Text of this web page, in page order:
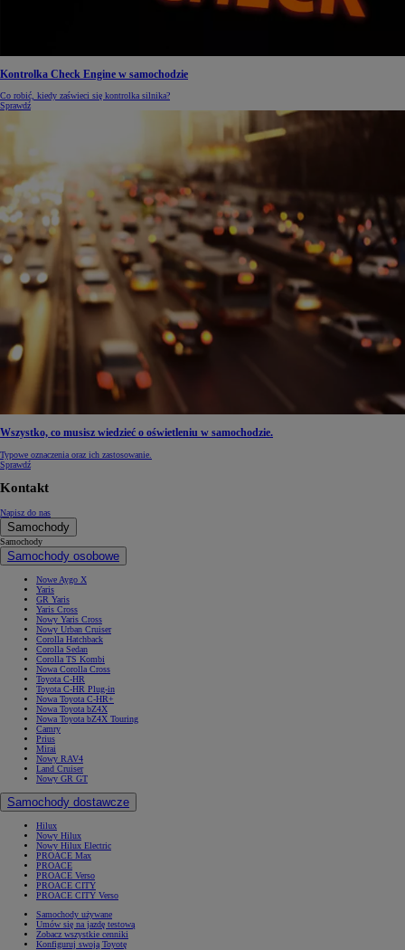
Kontrolka Check Engine w samochodzie
Co robić, kiedy zaświeci się kontrolka silnika?
Sprawdź
Wszystko, co musisz wiedzieć o oświetleniu w samochodzie.
Typowe oznaczenia oraz ich zastosowanie.
Sprawdź
Kontakt
Napisz do nas
Samochody
Samochody
Samochody osobowe
Nowe Aygo X
Yaris
GR Yaris
Yaris Cross
Nowy Yaris Cross
Nowy Urban Cruiser
Corolla Hatchback
Corolla Sedan
Corolla TS Kombi
Nowa Corolla Cross
Toyota C-HR
Toyota C-HR Plug-in
Nowa Toyota C-HR+
Nowa Toyota bZ4X
Nowa Toyota bZ4X Touring
Camry
Prius
Mirai
Nowy RAV4
Land Cruiser
Nowy GR GT
Samochody dostawcze
Hilux
Nowy Hilux
Nowy Hilux Electric
PROACE Max
PROACE
PROACE Verso
PROACE CITY
PROACE CITY Verso
Samochody używane
Umów się na jazdę testową
Zobacz wszystkie cenniki
Konfiguruj swoją Toyotę